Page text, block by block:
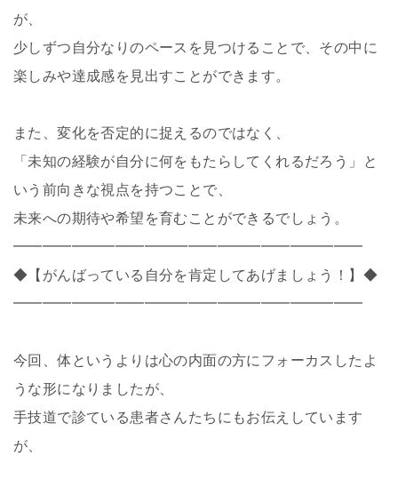
が、
少しずつ自分なりのペースを見つけることで、その中に
楽しみや達成感を見出すことができます。
また、変化を否定的に捉えるのではなく、
「未知の経験が自分に何をもたらしてくれるだろう」と
いう前向きな視点を持つことで、
未来への期待や希望を育むことができるでしょう。
━━━━━━━━━━━━━━━━━━━━━━━━
◆【がんばっている自分を肯定してあげましょう！】◆
━━━━━━━━━━━━━━━━━━━━━━━━
今回、体というよりは心の内面の方にフォーカスしたよ
うな形になりましたが、
手技道で診ている患者さんたちにもお伝えしています
が、